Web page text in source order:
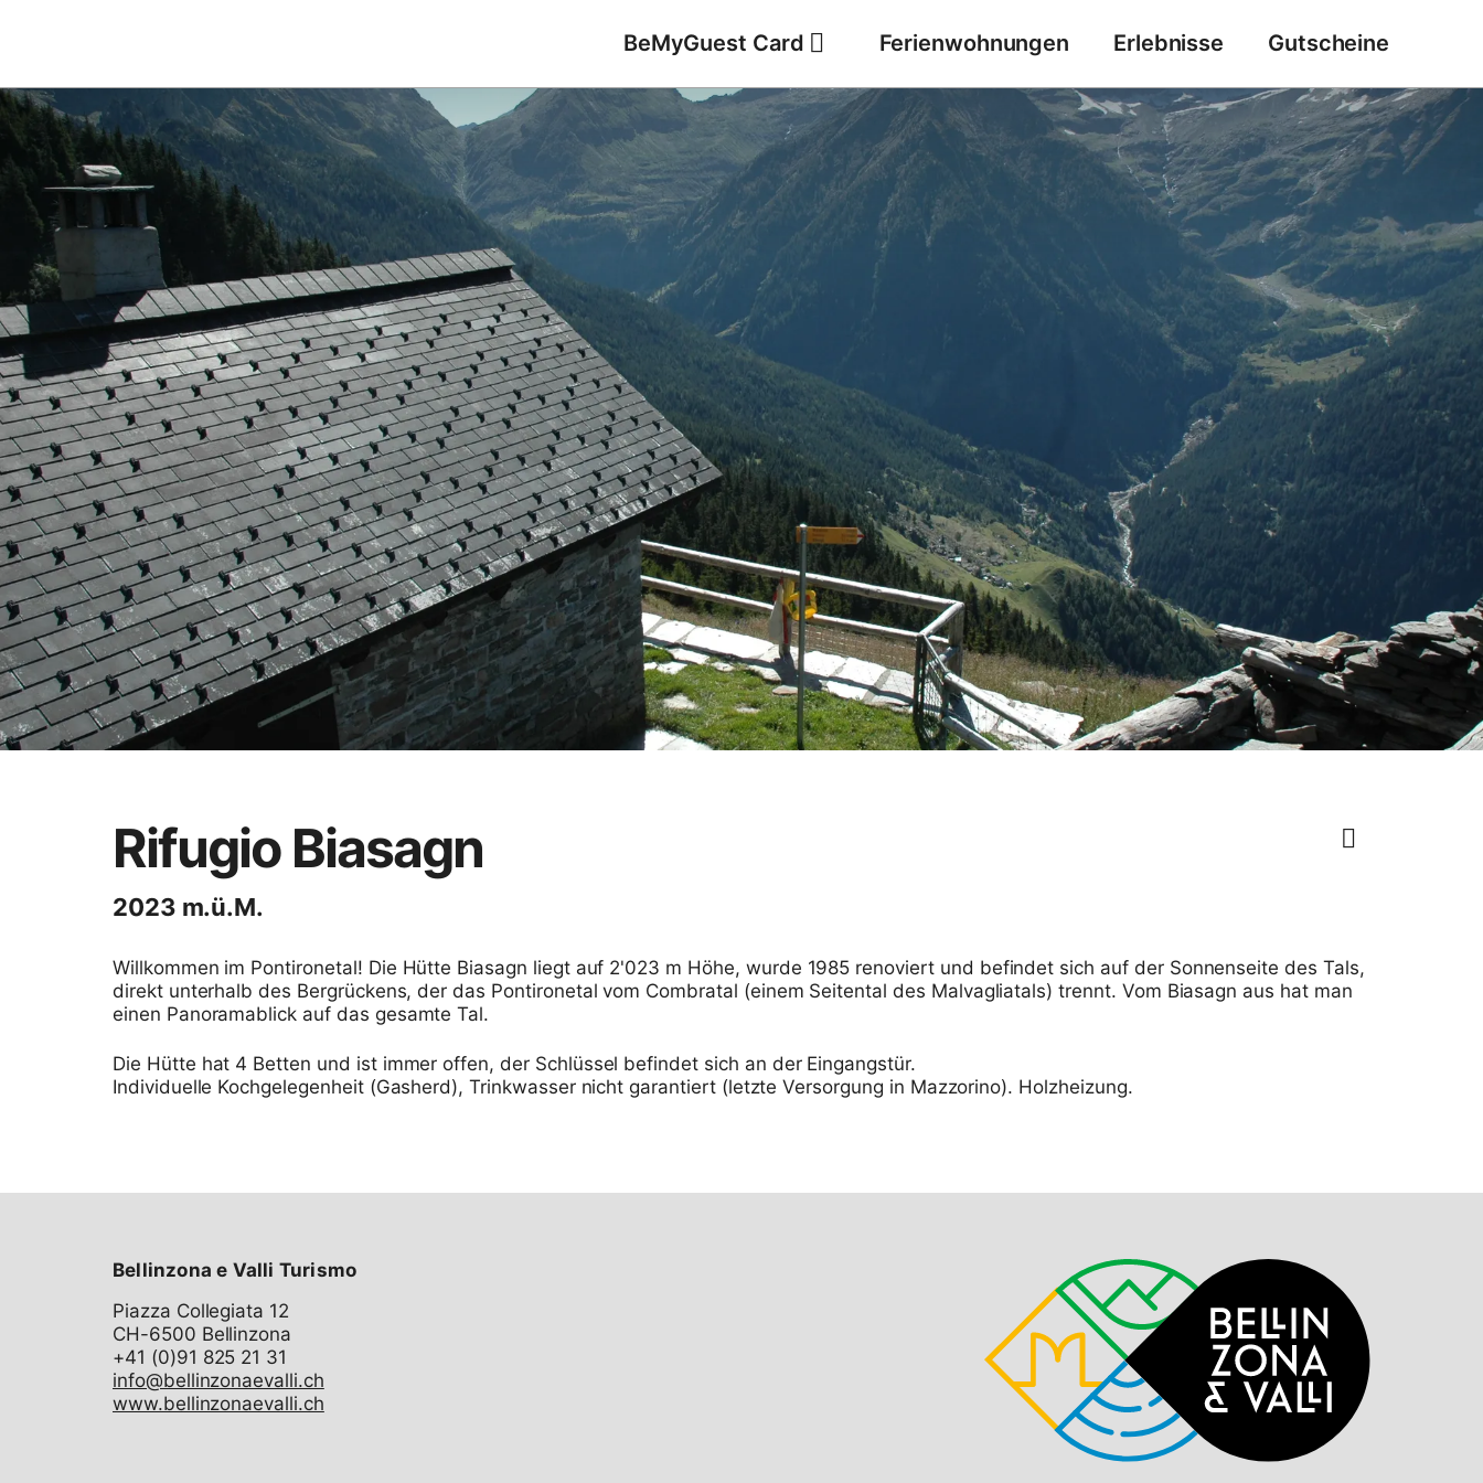
BeMyGuest Card Ferienwohnungen Erlebnisse Gutscheine
Rifugio Biasagn
2023 m.ü.M.
Willkommen im Pontironetal! Die Hütte Biasagn liegt auf 2'023 m Höhe, wurde 1985 renoviert und befindet sich auf der Sonnenseite des Tals,
direkt unterhalb des Bergrückens, der das Pontironetal vom Combratal (einem Seitental des Malvagliatals) trennt. Vom Biasagn aus hat man
einen Panoramablick auf das gesamte Tal.
Die Hütte hat 4 Betten und ist immer offen, der Schlüssel befindet sich an der Eingangstür.
Bellinzona e Valli Turismo
Piazza Collegiata 12
CH-6500 Bellinzona
info@bellinzonaevalli.ch
www.bellinzonaevalli.ch